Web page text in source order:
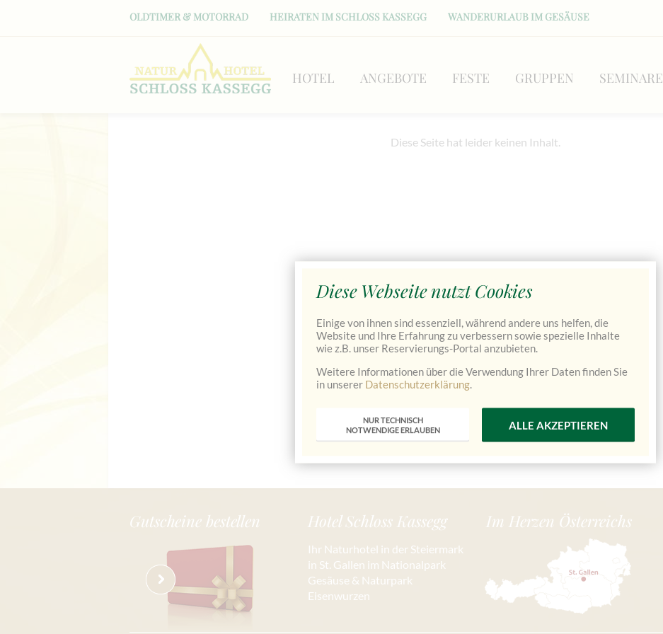
OLDTIMER & MOTORRAD HEIRATEN IM SCHLOSS KASSEGG WANDERURLAUB IM GESÄUSE
HOTEL ANGEBOTE FESTE GRUPPEN SEMINARE
Diese Seite hat leider keinen Inhalt.
Gutscheine bestellen Hotel Schloss Kassegg
Ihr Naturhotel in der Steiermark
in St. Gallen im Nationalpark
Gesäuse & Naturpark
Eisenwurzen
Im Herzen Österreichs
Diese Webseite nutzt Cookies
Einige von ihnen sind essenziell, während andere uns helfen, die
Website und Ihre Erfahrung zu verbessern sowie spezielle Inhalte
wie z.B. unser Reservierungs-Portal anzubieten.
Weitere Informationen über die Verwendung Ihrer Daten finden Sie
in unserer Datenschutzerklärung
NUR TECHNISCH
NOTWENDIGE ERLAUBEN
ALLE AKZEPTIEREN